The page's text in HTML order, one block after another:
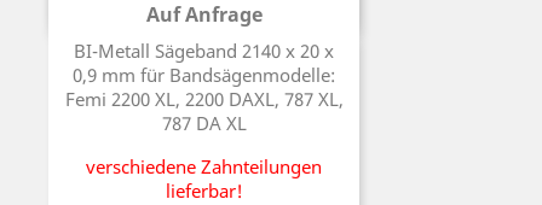
Auf Anfrage
Preis
BI-Metall Sägeband 2140 x 20 x
0,9 mm für Bandsägenmodelle:
Femi 2200 XL, 2200 DAXL, 787 XL,
787 DA XL
verschiedene Zahnteilungen
lieferbar!